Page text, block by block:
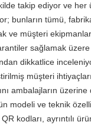
takip ediyor ve
bunların tümü,
ve müşteri
sağlamak
dikkatlice
müşteri
ambalajların
modeli ve teknik
kodları, ayrıntılı